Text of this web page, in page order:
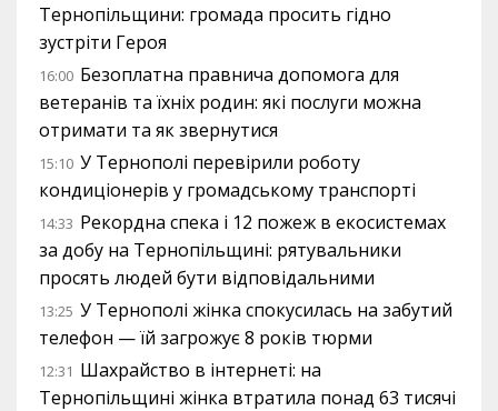
Тернопільщини: громада просить гідно
зустріти Героя
16:00 Безоплатна правнича допомога для
ветеранів та їхніх родин: які послуги можна
отримати та як звернутися
15:10 У Тернополі перевірили роботу
кондиціонерів у громадському транспорті
14:33 Рекордна спека і 12 пожеж в екосистемах
за добу на Тернопільщині: рятувальники
просять людей бути відповідальними
13:25 У Тернополі жінка спокусилась на забутий
телефон — їй загрожує 8 років тюрми
12:31 Шахрайство в інтернеті: на
Тернопільщині жінка втратила понад 63 тисячі